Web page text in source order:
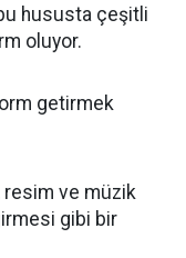
hususta çeşitli
oluyor.
getirmek
resim ve müzik
gibi bir